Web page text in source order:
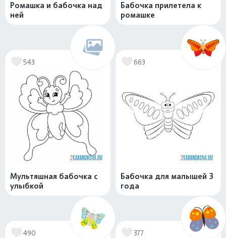
Ромашка и бабочка над
ней
Бабочка прилетела к
ромашке
543
Мультяшная бабочка с
улыбкой
663
Бабочка для малышей 3
года
490 377